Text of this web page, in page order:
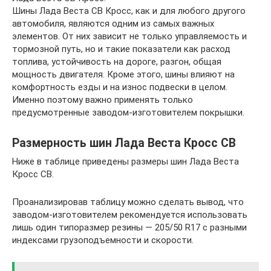
Шины Лада Веста СВ Кросс, как и для любого другого
автомобиля, являются одним из самых важных
элементов. От них зависит не только управляемость и
тормозной путь, но и такие показатели как расход
топлива, устойчивость на дороге, разгон, общая
мощность двигателя. Кроме этого, шины влияют на
комфортность езды и на износ подвески в целом.
Именно поэтому важно применять только
предусмотренные заводом-изготовителем покрышки.
Размерность шин Лада Веста Кросс СВ
Ниже в таблице приведены размеры шин Лада Веста
Кросс СВ.
Проанализировав таблицу можно сделать вывод, что
заводом-изготовителем рекомендуется использовать
лишь один типоразмер резины — 205/50 R17 с разными
индексами грузоподъемности и скорости.